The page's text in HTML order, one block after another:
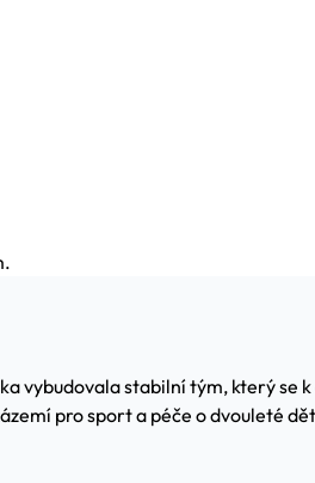
stabilní tým, který se
pro sport a péče o dvouleté